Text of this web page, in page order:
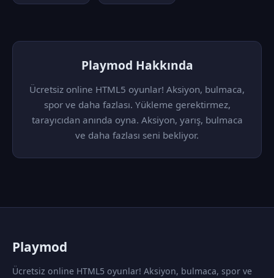
Playmod Hakkında
Ücretsiz online HTML5 oyunlar! Aksiyon, bulmaca,
spor ve daha fazlası. Yükleme gerektirmez,
tarayıcıdan anında oyna. Aksiyon, yarış, bulmaca
ve daha fazlası seni bekliyor.
Playmod
Ücretsiz online HTML5 oyunlar! Aksiyon, bulmaca, spor ve